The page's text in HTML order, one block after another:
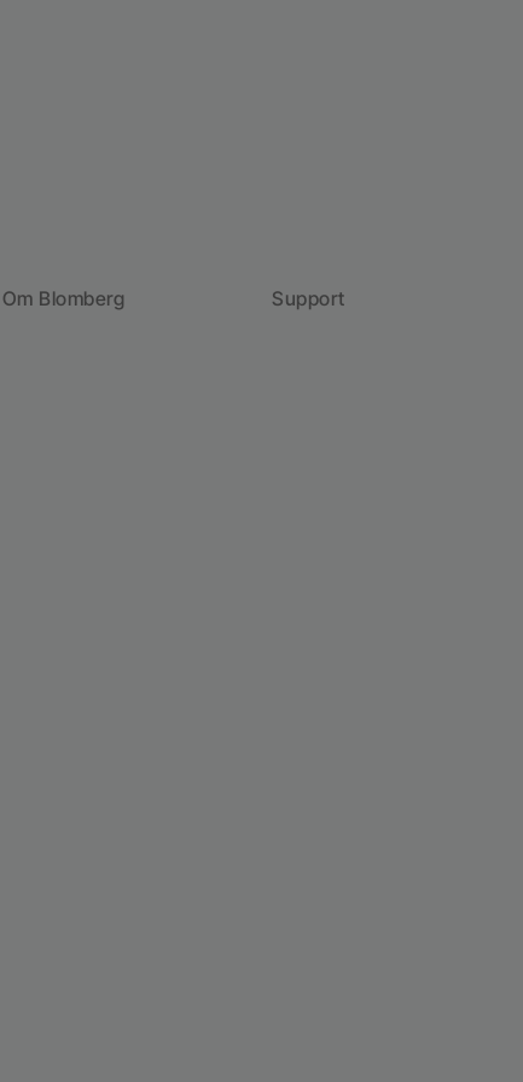
Om Blomberg Support